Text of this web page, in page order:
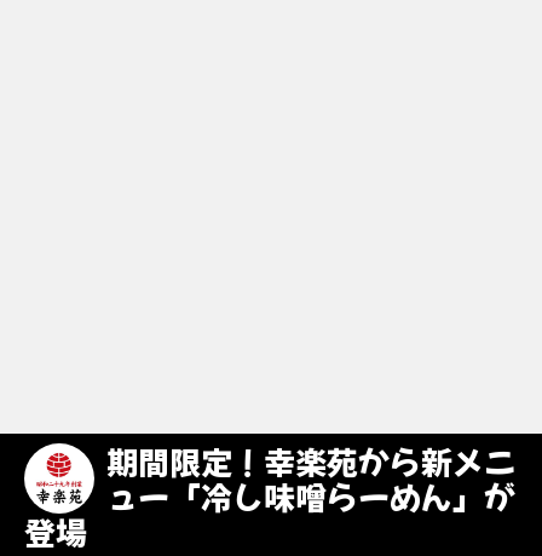
期間限定！幸楽苑から新メニ
ュー「冷し味噌らーめん」が
登場